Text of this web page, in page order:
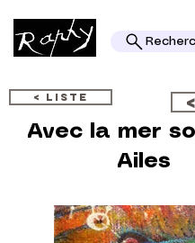
< LISTE <
Avec la mer
Ailes